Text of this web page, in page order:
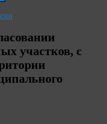
участков, с